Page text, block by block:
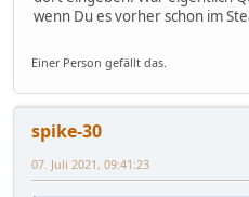
wenn Du es vorher schon im
Einer Person gefällt das.
spike-30
07. Juli 2021, 09:41:23